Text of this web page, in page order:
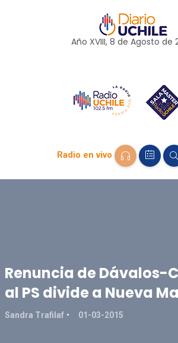
Año XVIII, 8 de Agosto de
Radio en vivo
Renuncia de Dávalos-
al PS divide a Nueva
Sandra Trafilaf 01-03-2015